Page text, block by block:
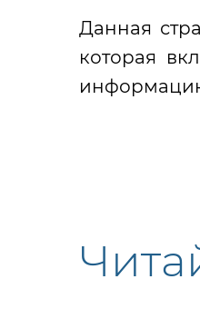
Данная
которая